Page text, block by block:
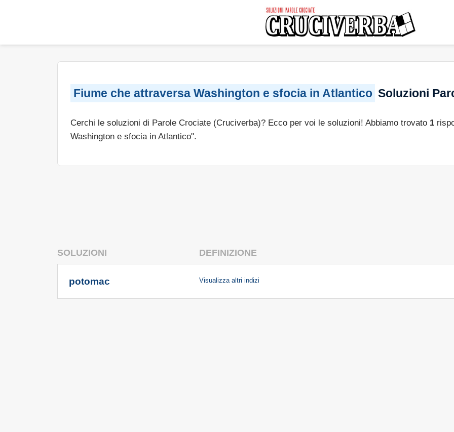
Fiume che attraversa Washington e sfocia in Atlantico Soluzioni
Cerchi le soluzioni di Parole Crociate (Cruciverba)? Ecco per voi le soluzioni! Abbiamo trovato 1
Washington e sfocia in Atlantico".
SOLUZIONI DEFINIZIONE
potomac Visualizza altri indizi